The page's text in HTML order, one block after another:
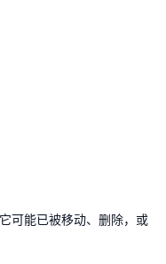
可能已被移动、删除，或